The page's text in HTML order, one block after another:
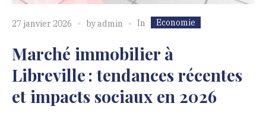
27 janvier 2026 byadmin In Economie
Marché immobilier à
Libreville : tendances récentes
et impacts sociaux en 2026